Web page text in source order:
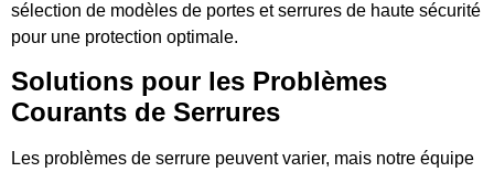
sélection de modèles de portes et serrures de haute sécurité
pour une protection optimale.
Solutions pour les Problèmes
Courants de Serrures
Les problèmes de serrure peuvent varier, mais notre équipe